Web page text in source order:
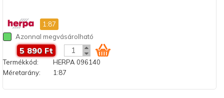
1:87
Azonnal megvásárolható
5 890 Ft
Termékkód:
HERPA 096140
Méretarány:
1:87